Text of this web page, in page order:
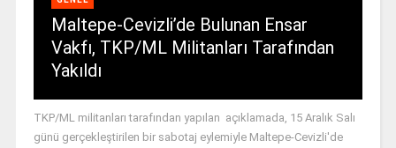
Maltepe-Cevizli’de Bulunan Ensar
Vakfı, TKP/ML Militanları Tarafından
Yakıldı
TKP/ML militanları tarafından yapılan açıklamada, 15 Aralık Salı
günü gerçekleştirilen bir sabotaj eylemiyle Maltepe-Cevizli'de